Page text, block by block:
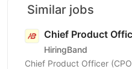
Similar jobs
Chief Product
HiringBand
Chief Product Officer (CPO) |